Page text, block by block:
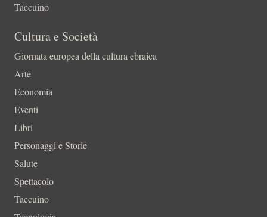
Taccuino
Cultura e Società
Giornata europea della cultura ebraica
Arte
Economia
Eventi
Libri
Personaggi e Storie
Salute
Spettacolo
Taccuino